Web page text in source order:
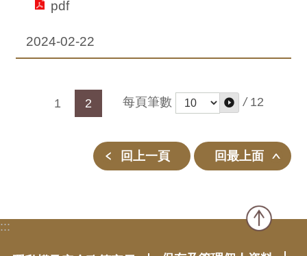
pdf
2024-02-22
1 2 每頁筆數 / 12
回上一頁 回最上面
:::